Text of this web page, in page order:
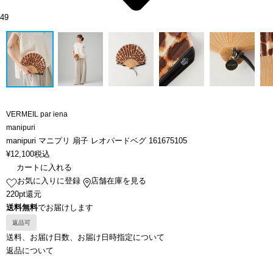
49
VERMEIL par iena
manipuri
manipuri マニプリ 扇子 レオパードベグ 161675105
¥12,100税込
カートに入れる
お気に入りに登録
店舗在庫を見る
220pt還元
送料無料でお届けします
返品可
送料、お届け日数、お届け日時指定について
返品について